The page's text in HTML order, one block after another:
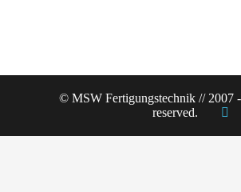
© MSW Fertigungstechnik // 2007
reserved.